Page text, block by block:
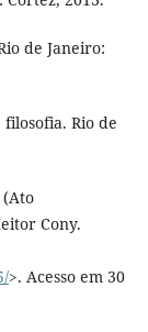
de Janeiro:
Rio de
(Ato
Cony.
>. Acesso em 30